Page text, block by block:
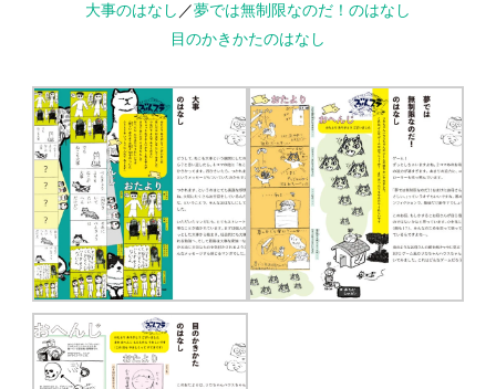
大事のはなし ／夢では無制限なのだ！のはなし
目のかきかたのはなし